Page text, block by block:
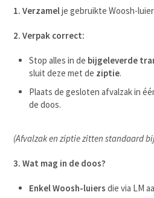
1. Verzamelje gebruikte Woosh-
2. Verpak correct:
Stop alles in de bijgeleverde
sluit deze met de ziptie.
Plaats de gesloten afvalzak in
de doos.
(Afvalzak en ziptie zitten standaard
3. Wat mag in de doos?
Enkel Woosh-luiers die via LM